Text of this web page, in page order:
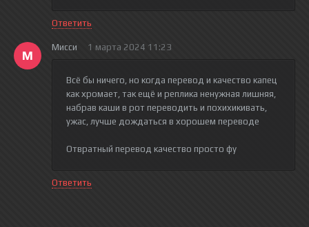
Ответить
М
Мисси 1 марта 2024 11:23
Всё бы ничего, но когда перевод и качество капец
как хромает, так ещё и реплика ненужная лишняя,
набрав каши в рот переводить и похихикивать,
ужас, лучше дождаться в хорошем переводе
Отвратный перевод качество просто фу
Ответить